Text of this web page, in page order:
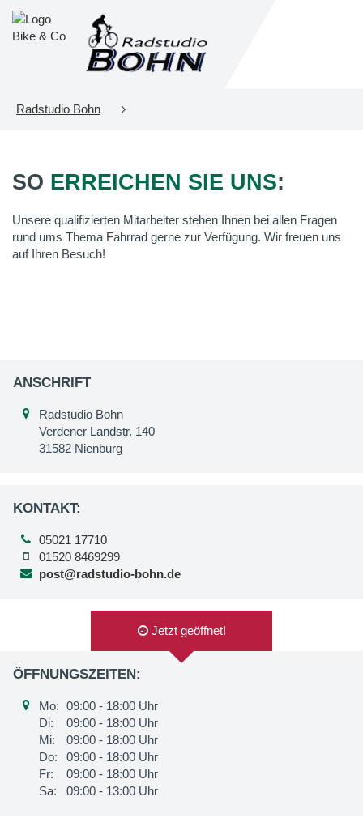
Radstudio Bohn
SO ERREICHEN SIE UNS:
Unsere qualifizierten Mitarbeiter stehen Ihnen bei allen Fragen
rund ums Thema Fahrrad gerne zur Verfügung. Wir freuen uns
auf Ihren Besuch!
ANSCHRIFT
Radstudio Bohn
Verdener Landstr. 140
31582 Nienburg
KONTAKT:
05021 17710
01520 8469299
post@radstudio-bohn.de
Jetzt geöffnet!
ÖFFNUNGSZEITEN:
Mo: 09:00 - 18:00 Uhr
Di:
09:00 - 18:00 Uhr
Mi:
09:00 - 18:00 Uhr
Do:
09:00 - 18:00 Uhr
Fr:
09:00 - 18:00 Uhr
Sa:
09:00 - 13:00 Uhr